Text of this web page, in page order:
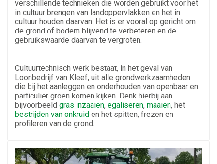
verschillende technieken die worden gebruikt voor het
in cultuur brengen van landoppervlakken en het in
cultuur houden daarvan. Het is er vooral op gericht om
de grond of bodem blijvend te verbeteren en de
gebruikswaarde daarvan te vergroten.
Cultuurtechnisch werk bestaat, in het geval van
Loonbedrijf van Kleef, uit alle grondwerkzaamheden
die bij het aanleggen en onderhouden van openbaar en
particulier groen komen kijken. Denk hierbij aan
bijvoorbeeld gras inzaaien, egaliseren, maaien, het
bestrijden van onkruid en het spitten, frezen en
profileren van de grond.